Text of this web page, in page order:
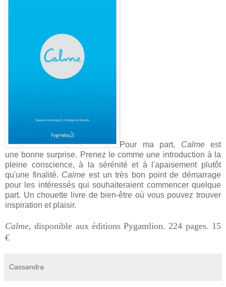
Pour ma part, Calmeest
une bonne surprise. Prenez le comme une introduction à la
pleine conscience, à la sérénité et à l'apaisement plutôt
qu'une finalité. Calme est un très bon point de démarrage
pour les intéressés qui souhaiteraient commencer quelque
part. Un chouette livre de bien-être où vous pouvez trouver
inspiration et plaisir.
Calme,disponible aux éditions Pygamlion. 224 pages. 15
€
Cassandra